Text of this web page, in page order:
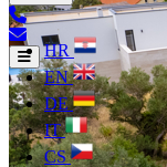
HR
EN
DE
IT
CS